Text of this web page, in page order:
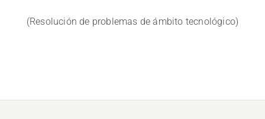
(Resolución de problemas de ámbito tecnológico)